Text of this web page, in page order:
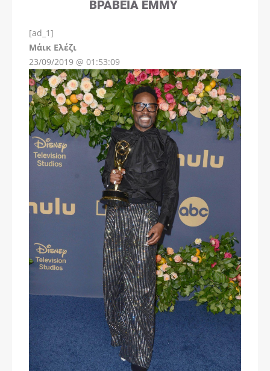
ΒΡΑΒΕΊΑ EMMY
[ad_1]
Μάικ ΕλέζιInstagram
23/09/2019 @ 01:53:09